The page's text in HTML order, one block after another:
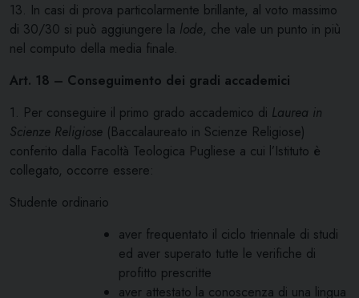
13. In casi di prova particolarmente brillante, al voto massimo
di 30/30 si può aggiungere la lode, che vale un punto in più
nel computo della media finale.
Art. 18 – Conseguimento dei gradi accademici
1. Per conseguire il primo grado accademico di Laurea in
Scienze Religiose (Baccalaureato in Scienze Religiose)
conferito dalla Facoltà Teologica Pugliese a cui l’Istituto è
collegato, occorre essere:
Studente ordinario
aver frequentato il ciclo triennale di studi
ed aver superato tutte le verifiche di
profitto prescritte
aver attestato la conoscenza di una lingua